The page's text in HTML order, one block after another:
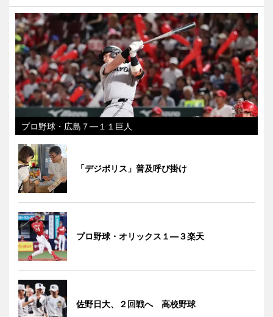
プロ野球・広島７―１１巨人
「デジポリス」普及呼び掛け
プロ野球・オリックス１―３楽天
佐野日大、２回戦へ 高校野球